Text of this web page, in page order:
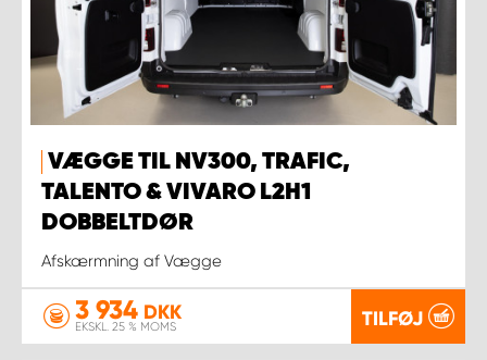
VÆGGE TIL NV300, TRAFIC,
TALENTO & VIVARO L2H1
DOBBELTDØR
Afskærmning af Vægge
3 934 DKK
EKSKL. 25 % MOMS TILFØJ